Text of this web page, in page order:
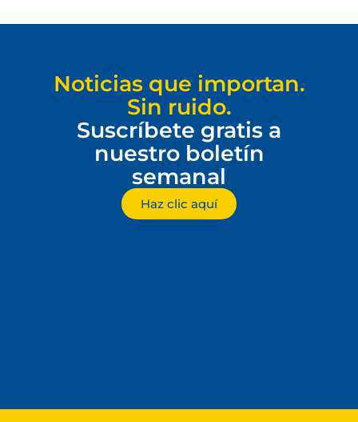
Noticias que importan.
Sin ruido.
Suscríbete gratis a
nuestro boletín
semanal
Haz clic aquí